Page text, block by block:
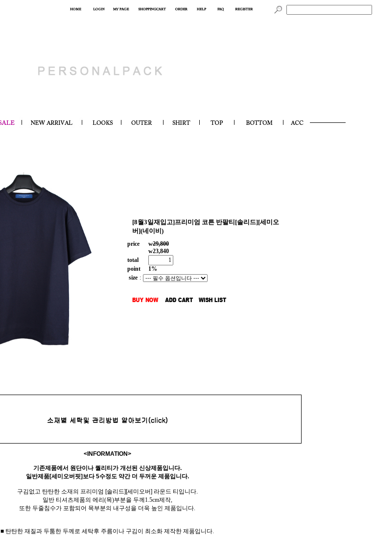
[8월3일재입고]프리미엄 코튼 반팔티[솔리드][세미오
버](네이비)
price w29,800
w23,840
total
point
1%
size :
<INFORMATION>
기존제품에서 원단이나 퀄리티가 개선된 신상제품입니다.
일반제품[세미오버핏]보다 5수정도 약간 더 두꺼운 제품입니다.
구김없고 탄탄한 소재의 프리미엄 [솔리드][세미오버] 라운드 티입니다.
일반 티셔츠제품의 에리(목)부분을 두께1.5cm제작,
또한 두줄침수가 포함되어 목부분의 내구성을 더욱 높인 제품입니다.
■ 탄탄한 재질과 두툼한 두께로 세탁후 주름이나 구김이 최소화 제작한 제품입니다.